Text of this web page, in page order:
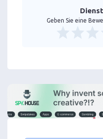
Geben Sie eine